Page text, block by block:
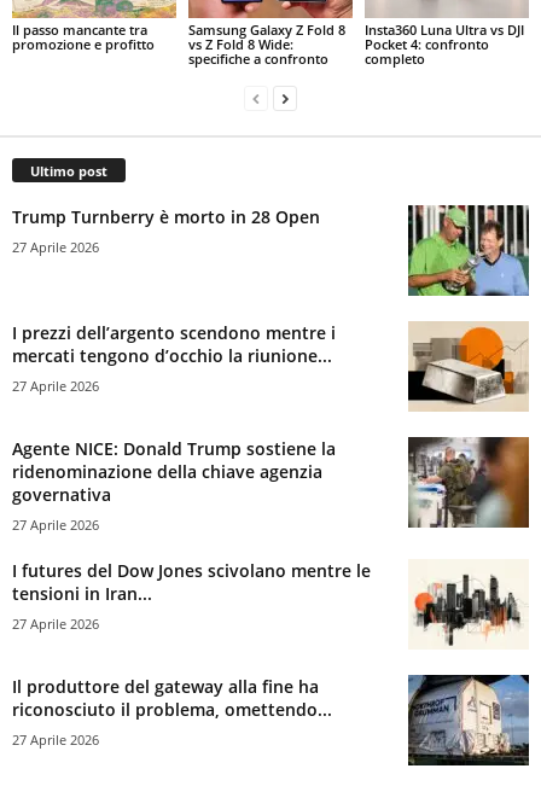
Il passo mancante tra
promozione e profitto
Samsung Galaxy Z Fold 8
vs Z Fold 8 Wide:
specifiche a confronto
Insta360 Luna Ultra vs DJI
Pocket 4: confronto
completo
Ultimo post
Trump Turnberry è morto in 28 Open
27 Aprile 2026
I prezzi dell’argento scendono mentre i
mercati tengono d’occhio la riunione...
27 Aprile 2026
Agente NICE: Donald Trump sostiene la
ridenominazione della chiave agenzia
governativa
27 Aprile 2026
I futures del Dow Jones scivolano mentre le
tensioni in Iran...
27 Aprile 2026
Il produttore del gateway alla fine ha
riconosciuto il problema, omettendo...
27 Aprile 2026